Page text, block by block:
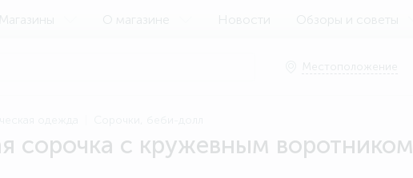
Магазины О магазине Новости Обзоры и советы
Местоположение
сорочка с кружевным воротником